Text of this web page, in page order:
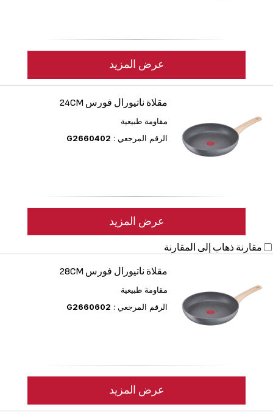
عرض المزيد
مقلاة ناتيورال فورس 24CM
مقاومة طبيعية
الرقم المرجعي : G2660402
عرض المزيد
مقارنة ذهاب إلى المقارنة
مقلاة ناتيورال فورس 28CM
مقاومة طبيعية
الرقم المرجعي : G2660602
عرض المزيد